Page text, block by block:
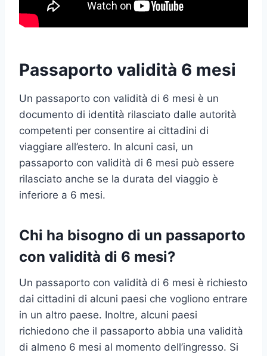
Passaporto validità 6 mesi
Un passaporto con validità di 6 mesi è un
documento di identità rilasciato dalle autorità
competenti per consentire ai cittadini di
viaggiare all’estero. In alcuni casi, un
passaporto con validità di 6 mesi può essere
rilasciato anche se la durata del viaggio è
inferiore a 6 mesi.
Chi ha bisogno di un passaporto
con validità di 6 mesi?
Un passaporto con validità di 6 mesi è richiesto
dai cittadini di alcuni paesi che vogliono entrare
in un altro paese. Inoltre, alcuni paesi
richiedono che il passaporto abbia una validità
di almeno 6 mesi al momento dell’ingresso. Si